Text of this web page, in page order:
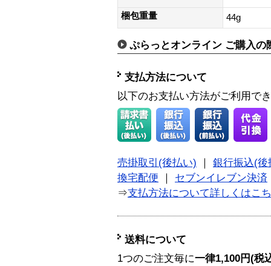
梱包重量
44g
ぷらっとオンライン ご購入の
支払方法について
以下のお支払い方法がご利用で
売掛取引(後払い)
銀行振込(後
換宅配便
セブンイレブン決済
⇒支払方法について詳しくはこ
送料について
1つのご注文毎に一律1,100円(税